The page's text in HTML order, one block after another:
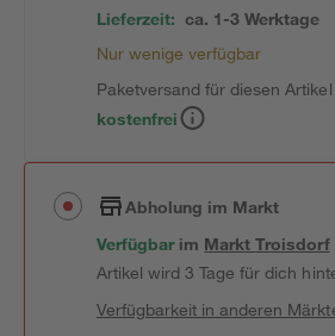
Lieferzeit: ca. 1-3 Werktage
Nur wenige verfügbar
Paketversand für diesen Artikel
kostenfrei
Abholung im Markt
Verfügbar im MarktTroisdorf
Artikel wird 3 Tage für dich
Verfügbarkeit in anderen